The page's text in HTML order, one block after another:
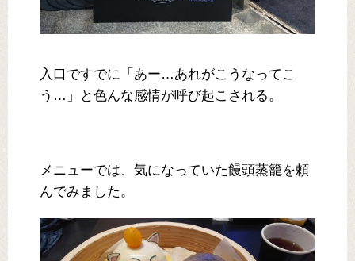
入口ですでに「あー…あれがこうなってこ
う…」と色んな感情が呼び起こされる。
メニューでは、気になっていた饅頭蒸籠を頼
んでみました。